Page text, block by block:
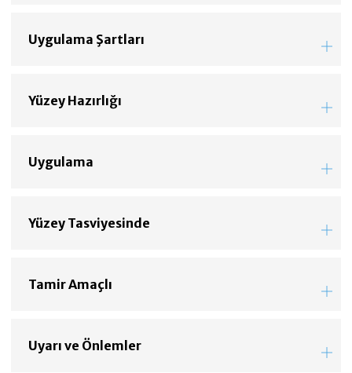
Uygulama Şartları
Yüzey Hazırlığı
Uygulama
Yüzey Tasviyesinde
Tamir Amaçlı
Uyarı ve Önlemler